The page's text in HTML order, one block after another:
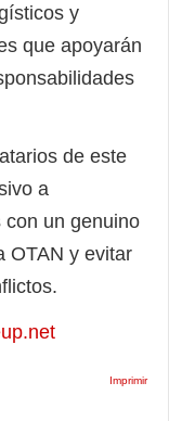
y
que apoyarán
de este
a
un genuino
OTAN y evitar
Imprimir